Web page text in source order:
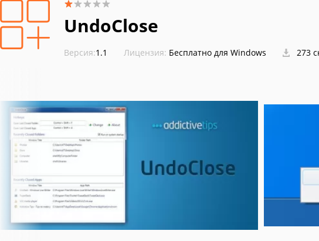
UndoClose
Версия:1.1 Лицензия: Бесплатно для Windows 273